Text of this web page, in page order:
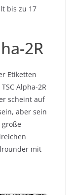
bis zu 17
2R
Etiketten
Alpha-2R
scheint auf
aber sein
mit